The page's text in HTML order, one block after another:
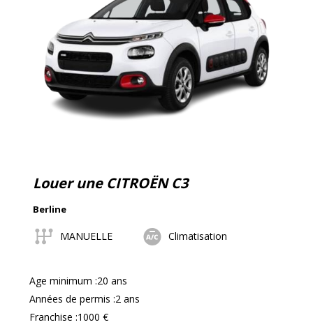
Louer une CITROËN C3
Berline
MANUELLE Climatisation
Age minimum :20 ans
Années de permis :2 ans
Franchise :1000 €